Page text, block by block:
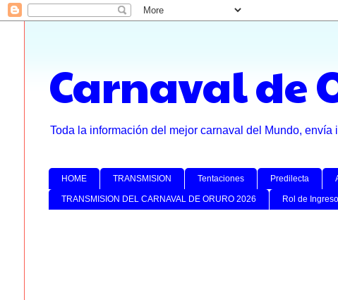
Carnaval de
Toda la información del mejor carnaval del Mundo,
HOME TRANSMISION Tentaciones Predilecta
TRANSMISION DEL CARNAVAL DE ORURO 2026 Rol de